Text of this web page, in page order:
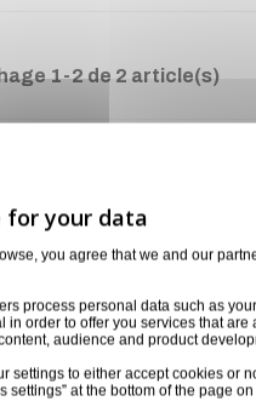
1-2 de 2 article(s)
Achetez
you agree that we and our
process personal data such as
in order to offer you services that
audience and product
settings to either accept cookies or
settings” at the bottom of the page